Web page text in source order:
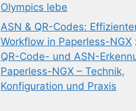
Olympics lebe
ASN & QR-Codes:
Workflow in Paperless-NGX
QR-Code- und ASN-
Paperless-NGX – Technik,
Konfiguration und Praxis